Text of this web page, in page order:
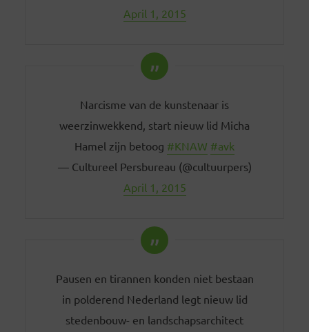
April 1, 2015
Narcisme van de kunstenaar is
weerzinwekkend, start nieuw lid Micha
Hamel zijn betoog #KNAW #avk
— Cultureel Persbureau (@cultuurpers)
April 1, 2015
Pausen en tirannen konden niet bestaan
in polderend Nederland legt nieuw lid
stedenbouw- en landschapsarchitect